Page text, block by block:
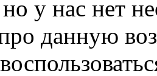
у нас нет
данную